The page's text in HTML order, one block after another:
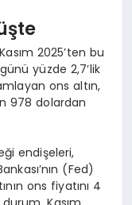
2025’ten bu
yüzde 2,7’lik
ons altın,
978 dolardan
endişeleri,
(Fed)
ons fiyatını 4